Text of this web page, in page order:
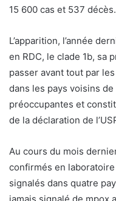
15 600 cas et 537 décès.
L’apparition, l’année
en RDC, le clade 1b, sa
passer avant tout par
dans les pays voisins
préoccupantes et
de la déclaration de
Au cours du mois
confirmés en
signalés dans quatre